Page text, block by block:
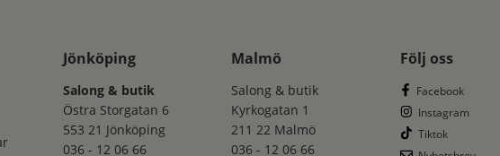
Jönköping
Salong & butik
Östra Storgatan 6
553 21 Jönköping
036 - 12 06 66
Malmö
Salong & butik
Kyrkogatan 1
211 22 Malmö
036 - 12 06 66
Följ oss
Facebook
Instagram
Tiktok